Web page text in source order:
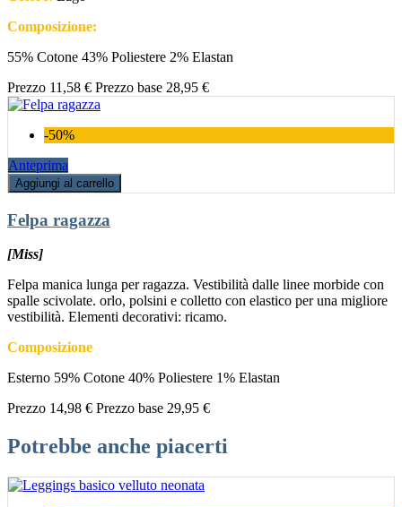
Composizione:
55% Cotone 43% Poliestere 2% Elastan
Prezzo 11,58 € Prezzo base 28,95 €
-50%
Anteprima
Aggiungi al carrello
Felpa ragazza
[Miss]
Felpa manica lunga per ragazza. Vestibilità dalle linee morbide con
spalle scivolate. orlo, polsini e colletto con elastico per una migliore
vestibilità. Elementi decorativi: ricamo.
Composizione
Esterno 59% Cotone 40% Poliestere 1% Elastan
Prezzo 14,98 € Prezzo base 29,95 €
Potrebbe anche piacerti